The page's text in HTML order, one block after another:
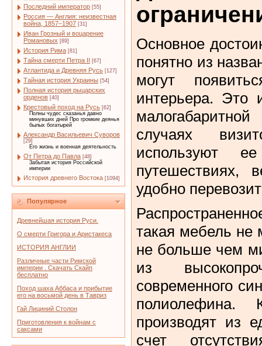
Последний император [55]
Россия — Англия: неизвестная
война, 1857–1907 [31]
Иван Грозный и воцарение
Романовых [89]
История Рима [81]
Тайна смерти Петра II [67]
Атлантида и Древняя Русь [127]
Тайная история Украины [54]
Полная история рыцарских
орденов [40]
Крестовый поход на Русь [62]
Полны чудес сказанья давно
минувших дней Про громкие деянья
былых богатырей
Александр Васильевич Суворов
[29]
Его жизнь и военная деятельность
От Петра до Павла [48]
Забытая история Российской
империи
История древнего Востока [1094]
Популярное
Древнейшая история Руси.
О смерти Григора и Аристакеса
ИСТОРИЯ АНГЛИИ
Различные части Римской
империи . Скачать Скайп
бесплатно
Поход шаха Аббаса и прибытие
его на восьмой день в Тавриз
Гай Лициний Столон
Приготовления к войнам с
саксами
Основное
понятно из
могут
интерьера. Это
случаях
используют
путешествиях,
удобно
такая мебель не
не больше чем
из
современного
полиолефина.
производят из
счет